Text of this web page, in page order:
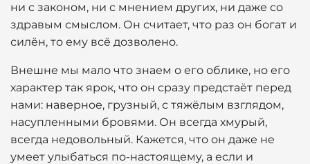
ни с законом, ни с мнением других, ни даже со
здравым смыслом. Он считает, что раз он богат и
силён, то ему всё дозволено.
Внешне мы мало что знаем о его облике, но его
характер так ярок, что он сразу предстаёт перед
нами: наверное, грузный, с тяжёлым взглядом,
насупленными бровями. Он всегда хмурый,
всегда недовольный. Кажется, что он даже не
умеет улыбаться по-настоящему, а если и